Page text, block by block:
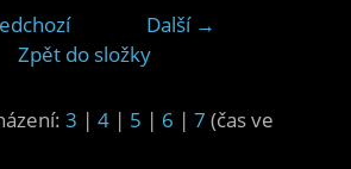
Další →
Zpět do složky
3 | 4 | 5 | 6 | 7 (čas ve